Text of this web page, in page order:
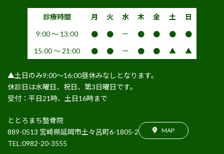
診療時間 月 火 水 木 金 土
日
9:00 〜 13:00
● ● ー ● ● ●
●
15:00 〜 21:00
● ● ー ● ● ▲ ▲
▲土日のみ9:00〜16:00昼休みなしとなります。
休診日は水曜日、祝日、第3日曜日です。
受付：平日21時、土日16時まで
ととろまち整骨院
889-0513 宮崎県延岡市土々呂町6-1805-2
TEL:0982-20-3555
MAP